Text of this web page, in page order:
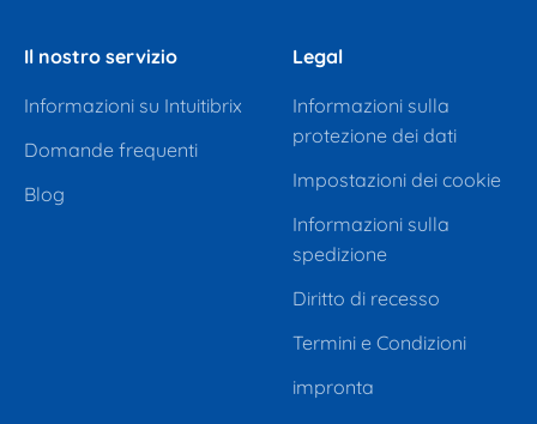
Il nostro servizio
Informazioni su Intuitibrix
Domande frequenti
Blog
Legal
Informazioni sulla
protezione dei dati
Impostazioni dei cookie
Informazioni sulla
spedizione
Diritto di recesso
Termini e Condizioni
impronta